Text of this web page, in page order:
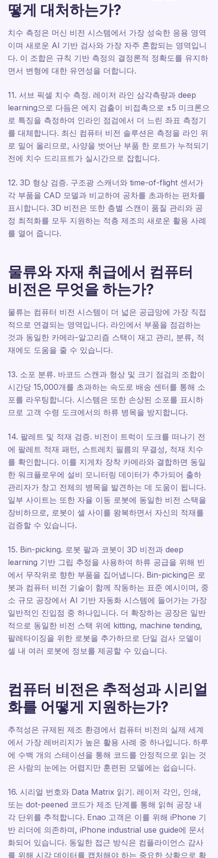
떻게 대처하는가?
치수 측정은 머신 비전 시스템에서 가장 성숙한 응용 영역
이며 새로운 AI 기반 검사와 가장 자주 혼합되는 영역입니
다. 이 조합은 규칙 기반 측정의 결정론적 정확도를 유지하
면서 변형에 대한 유연성을 더합니다.
11. 서브 픽셀 치수 측정. 레이저 라인 삼각측량과 deep
learning으로 다듬은 에지 검출이 비접촉으로 ±5 미크론으
로 특징을 측정하여 인라인 점검에서 더 느린 좌표 측정기
를 대체합니다. 최신 컴퓨터 비전 솔루션은 측정을 라인 위
로 밀어 올리므로, 사양을 벗어난 부품 한 로트가 누적되기
전에 치수 드리프트가 실시간으로 잡힙니다.
12. 3D 형상 검증. 구조광 스캐너와 time-of-flight 센서가
각 부품을 CAD 모델과 비교하여 공차를 초과하는 편차를
표시합니다. 3D 비전은 또한 층별 스캔이 품질 관리와 공
정 최적화를 모두 지원하는 적층 제조의 새로운 활용 사례
를 열어 줍니다.
물류와 자재 취급에서 컴퓨터
비전은 무엇을 하는가?
물류는 컴퓨터 비전 시스템이 더 넓은 공급망에 가장 직접
적으로 연결되는 영역입니다. 라인에서 부품을 점검하는
것과 동일한 카메라-알고리즘 스택이 재고 관리, 분류, 적
재에도 도움을 줄 수 있습니다.
13. 소포 분류. 바코드 스캔과 형상 및 크기 점검의 조합이
시간당 15,000개를 초과하는 속도로 배송 센터를 통해 소
포를 라우팅합니다. 시스템은 또한 손상된 소포를 표시하
므로 고객 수령 도크에서의 하류 병목을 방지합니다.
14. 팔레트 및 적재 검증. 비전이 트럭이 도크를 떠나기 전
에 팔레트 적재 패턴, 스트레치 필름의 무결성, 적재 치수
를 확인합니다. 이를 지게차 장착 카메라와 결합하면 동일
한 워크플로우에 설비 모니터링 데이터가 추가되어 출하
관리자가 창고 전체의 병목을 발견하는 데 도움이 됩니다.
일부 사이트는 또한 자율 이동 로봇에 동일한 비전 스택을
장비하므로, 로봇이 셀 사이를 왕복하면서 자신의 적재를
검증할 수 있습니다.
15. Bin-picking. 로봇 팔과 코봇이 3D 비전과 deep
learning 기반 그립 추정을 사용하여 하류 공급을 위해 빈
에서 무작위로 향한 부품을 집어냅니다. Bin-picking은 로
봇과 컴퓨터 비전 기술이 함께 작동하는 표준 예시이며, 중
소 규모 공장에서 AI 기반 자동화 시스템에 들어가는 가장
일반적인 진입점 중 하나입니다. 더 확장하는 공장은 일반
적으로 동일한 비전 스택 위에 kitting, machine tending,
팔레타이징을 위한 로봇을 추가하므로 단일 검사 모델이
셀 내 여러 로봇에 정보를 제공할 수 있습니다.
컴퓨터 비전은 추적성과 시리얼
화를 어떻게 지원하는가?
추적성은 규제된 제조 환경에서 컴퓨터 비전의 실제 세계
에서 가장 레버리지가 높은 활용 사례 중 하나입니다. 하루
에 수백 개의 스테이션을 통해 코드를 안정적으로 읽는 것
은 사람의 눈에는 어렵지만 훈련된 모델에는 쉽습니다.
16. 시리얼 번호와 Data Matrix 읽기. 레이저 각인, 인쇄,
또는 dot-peened 코드가 제조 단계를 통해 읽혀 공장 내
각 단위를 추적합니다. Enao 고객은 이를 위해 iPhone 기
반 리더에 의존하며, iPhone industrial use guide에 문서
화되어 있습니다. 동일한 접근 방식은 컴플라이언스 감사
를 위해 시각 데이터를 캡처해야 하는 중요한 상황으로 확